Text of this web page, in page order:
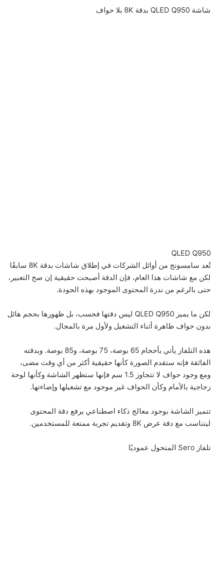
شاشة QLED Q950 بدقة 8K بلا حواف
QLED Q950
تُعد سامسونج من أوائل الشركات في إطلاق شاشات بدقة 8K سابقًا
لكن مع شاشات هذا العام، فإن الدقة أصبحت حقيقية إن صح التعبير،
حتى بالرغم من ندرة المحتوى الموجود بهذه الجودة.
لكن ما يميز QLED Q950 ليس دقتها فحسب، بل ظهورها بحجم هائل
بدون حواف ظاهرة أثناء التشغيل ولأول مرة بالمجال.
هذه التلفاز يأتي بأحجام 65 بوصة، 75 بوصة، و85 بوصة. وبدقته
الفائقة فإنه ستقدم الصورة كأنها حقيقية أكثر من أي وقت مضى،
ومع وجود حواف لا تتجاوز 1.5 سم فإنها ستظهر الشاشة وكأنها لوحة
زجاجية بالأمام وكأن الحواف غير موجود مع تشغيلها وإضاءتها.
تتميز الشاشة بوجود معالج ذكاء اصطناعي يرفع دقة المحتوى
ليتناسب مع دقة عرض 8K وتقديم تجربة ممتعة للمستخدمين.
تلفاز Sero المتحول عموديًا